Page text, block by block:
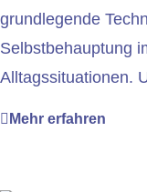
grundlegende
Selbstbehauptung
Alltagssituationen.
Mehr erfahren